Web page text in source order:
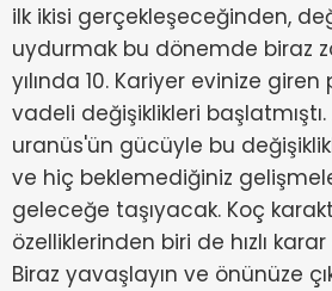
ilk ikisi gerçekleşeceğinden,
uydurmak bu dönemde biraz
yılında 10. Kariyer evinize
vadeli değişiklikleri başlatmıştı.
uranüs'ün gücüyle bu
ve hiç beklemediğiniz
geleceğe taşıyacak. Koç
özelliklerinden biri de hızlı
Biraz yavaşlayın ve önünüze